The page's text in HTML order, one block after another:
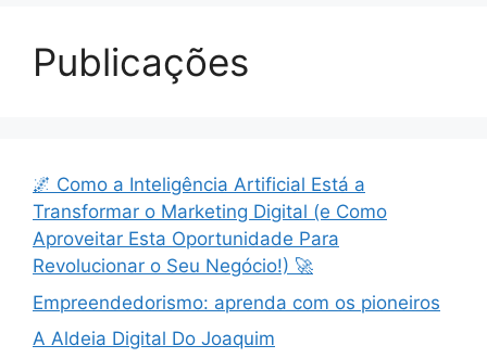
Publicações
🌌 Como a Inteligência Artificial Está a
Transformar o Marketing Digital (e Como
Aproveitar Esta Oportunidade Para
Revolucionar o Seu Negócio!) 🚀
Empreendedorismo: aprenda com os pioneiros
A Aldeia Digital Do Joaquim